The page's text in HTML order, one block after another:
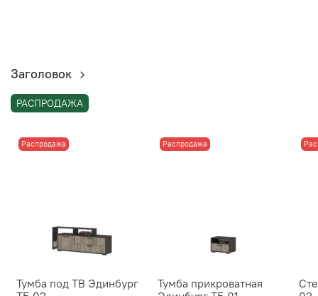
Заголовок
РАСПРОДАЖА
Распродажа
Тумба под ТВ Эдинбург
Распродажа
Тумба прикроватная